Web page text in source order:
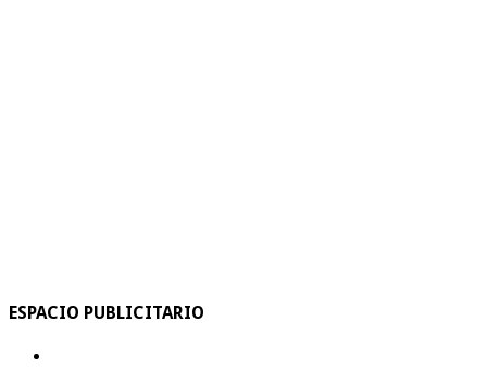
ESPACIO PUBLICITARIO